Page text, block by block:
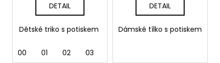
DETAIL
Dětské triko s potiskem
00 01 02 03
DETAIL
Dámské tílko s potiskem